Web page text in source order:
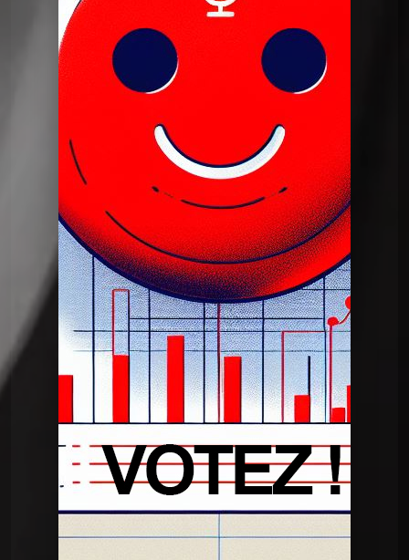
Dans mon tiroir DMT du 11 06 2024
Dans mon tiroir DMT du 28 05 2024
Dans mon tiroir DMT du 14 05 2024
Dans mon tiroir DMT du 30 04 2024
Dans mon tiroir DMT du 16 04 2024
Dans mon tiroir DMT du 02 04 2024
Dans mon tiroir DMT du 19 03 2024